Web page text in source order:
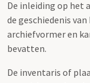
De inleiding op het
de geschiedenis
archiefvormer en
bevatten.
De inventaris of